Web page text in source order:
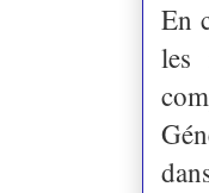
En
les